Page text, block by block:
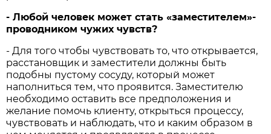
- Любой человек может стать «заместителем»-
проводником чужих чувств?
- Для того чтобы чувствовать то, что открывается,
расстановщик и заместители должны быть
подобны пустому сосуду, который может
наполниться тем, что проявится. Заместителю
необходимо оставить все предположения и
желание помочь клиенту, открыться процессу,
чувствовать и наблюдать, что и каким образом в